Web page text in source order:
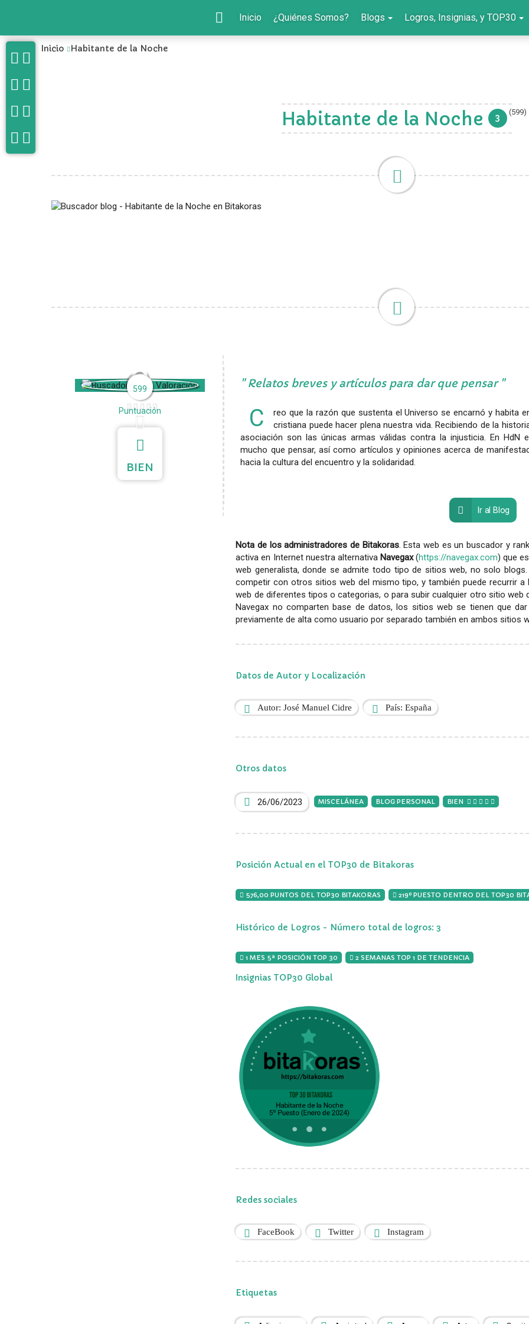
Inicio ¿Quiénes Somos? Blogs Logros, Insignias, y TOP30
Inicio Habitante de la Noche
Habitante de la Noche 3 (599)
3
599
Puntuación
BIEN
Relatos breves y artículos para dar que pensar
C
reo que la razón que sustenta el Universo se encarnó y habita
cristiana puede hacer plena nuestra vida. Recibiendo de la
asociación son las únicas armas válidas contra la injusticia. En HdN
mucho que pensar, así como artículos y opiniones acerca de
hacia la cultura del encuentro y la solidaridad.
Ir al Blog
Nota de los administradores de Bitakoras. Esta web es un buscador y
activa en Internet nuestra alternativa Navegax(https://navegax.com) que
web generalista, donde se admite todo tipo de sitios web, no solo
competir con otros sitios web del mismo tipo, y también puede recurrir
web de diferentes tipos o categorias, o para subir cualquier otro sitio web
Navegax no comparten base de datos, los sitios web se tienen que
previamente de alta como usuario por separado también en ambos sitios
Datos de Autor y Localización
Autor: José Manuel Cidre País: España
Otros datos
26/06/2023 MISCELÁNEA BLOG PERSONAL BIEN
Posición Actual en el TOP30 de Bitakoras
576,00 PUNTOS DEL TOP30 BITAKORAS 219º PUESTO DENTRO DEL TOP30
Histórico de Logros - Número total de logros: 3
1 MES 5ª POSICIÓN TOP 30 2 SEMANAS TOP 1 DE TENDENCIA
Insignias TOP30 Global
Redes sociales
FaceBook Twitter Instagram
Etiquetas